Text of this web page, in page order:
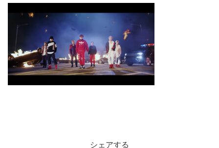
シェアする